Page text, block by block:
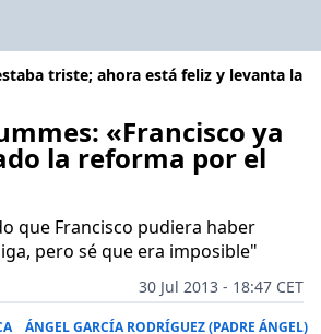
triste; ahora está feliz y levanta la
«Francisco ya
la reforma por el
que Francisco pudiera haber
pero sé que era imposible"
30 Jul 2013 - 18:47 CET
ÁNGEL GARCÍA RODRÍGUEZ (PADRE ÁNGEL)